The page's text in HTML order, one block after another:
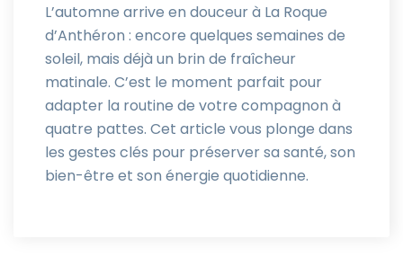
L’automne arrive en douceur à La Roque
d’Anthéron : encore quelques semaines de
soleil, mais déjà un brin de fraîcheur
matinale. C’est le moment parfait pour
adapter la routine de votre compagnon à
quatre pattes. Cet article vous plonge dans
les gestes clés pour préserver sa santé, son
bien-être et son énergie quotidienne.